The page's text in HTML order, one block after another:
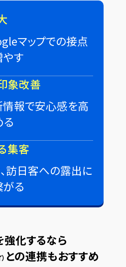
マップでの接点
やす
象改善
情報で安心感を高
る
集客
訪日客への露出に
がる
化するなら
との連携もおすすめ